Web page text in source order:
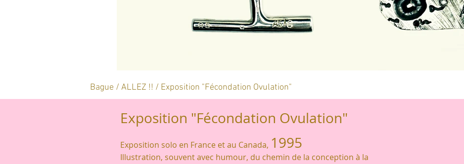
Bague / ALLEZ !! / Exposition "Fécondation Ovulation"
Exposition "Fécondation Ovulation"
Exposition solo en France et au Canada, 1995
Illustration, souvent avec humour, du chemin de la conception à la